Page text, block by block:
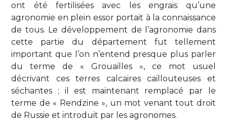
ont été fertilisées avec les engrais qu’une
agronomie en plein essor portait à la connaissance
de tous. Le développement de l’agronomie dans
cette partie du département fut tellement
important que l’on n’entend presque plus parler
du terme de « Grouailles », ce mot usuel
décrivant ces terres calcaires caillouteuses et
séchantes ; il est maintenant remplacé par le
terme de « Rendzine », un mot venant tout droit
de Russie et introduit par les agronomes.